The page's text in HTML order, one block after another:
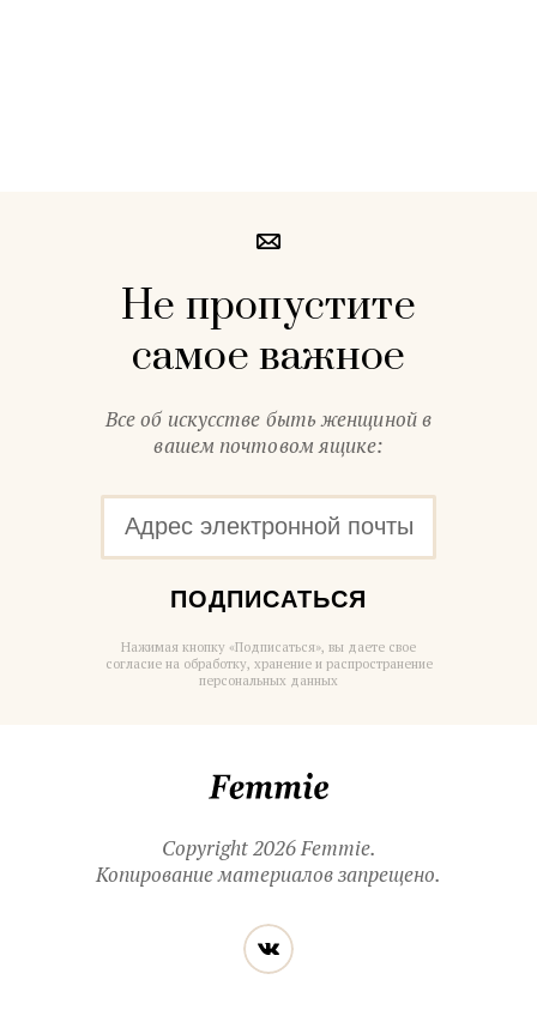
Не пропустите
самое важное
Все об искусстве быть женщиной в
вашем почтовом ящике:
ПОДПИСАТЬСЯ
Нажимая кнопку «Подписаться», вы даете свое
согласие на обработку, хранение и распространение
персональных данных
Copyright 2026 Femmie.
Копирование материалов запрещено.
Читайте
нас
в социальных